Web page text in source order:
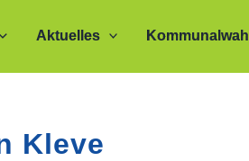
Aktuelles
Kleve